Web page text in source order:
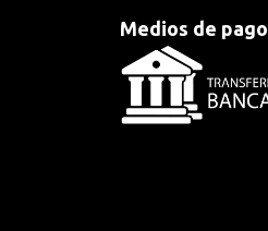
Medios de pago